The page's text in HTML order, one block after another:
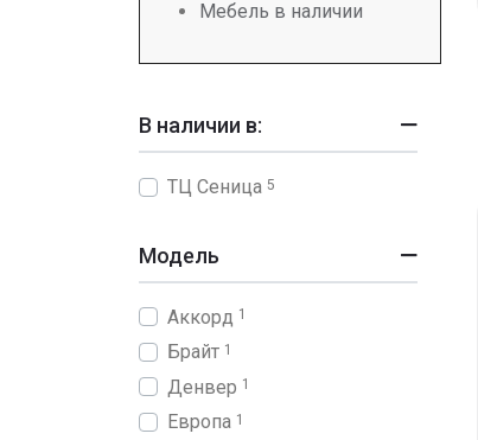
Мебель в наличии
В наличии в:
ТЦ Сеница 5
Модель
Аккорд 1
Брайт 1
Денвер 1
Европа 1